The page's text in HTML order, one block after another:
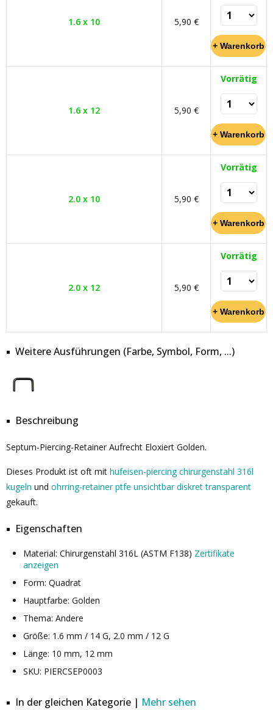
1.6 x 10 5,90 €
1.6 x 12 5,90 €
Vorrätig
2.0 x 10 5,90 €
Vorrätig
2.0 x 12 5,90 €
Vorrätig
Weitere Ausführungen (Farbe, Symbol, Form, ...)
Beschreibung
Septum-Piercing-Retainer Aufrecht Eloxiert Golden.
Dieses Produkt ist oft mit hufeisen-piercing chirurgenstahl 316l
kugeln und ohrring-retainer ptfe unsichtbar diskret transparent
gekauft.
Eigenschaften
Material: Chirurgenstahl 316L (ASTM F138) Zertifikate
anzeigen
Form: Quadrat
Hauptfarbe: Golden
Thema: Andere
Größe: 1.6 mm / 14 G, 2.0 mm / 12 G
Länge: 10 mm, 12 mm
SKU: PIERCSEP0003
In der gleichen Kategorie | Mehr sehen